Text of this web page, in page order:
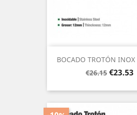
BOCADO TROTÓN
Regular
€26.15 Price
€23.53